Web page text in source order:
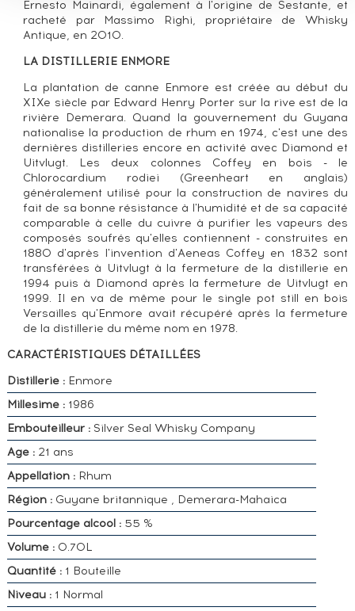
Ernesto Mainardi, également à l'origine de Sestante, et
racheté par Massimo Righi, propriétaire de Whisky
Antique, en 2010.
LA DISTILLERIE ENMORE
La plantation de canne Enmore est créée au début du
XIXe siècle par Edward Henry Porter sur la rive est de la
rivière Demerara. Quand la gouvernement du Guyana
nationalise la production de rhum en 1974, c'est une des
dernières distilleries encore en activité avec Diamond et
Uitvlugt. Les deux colonnes Coffey en bois - le
Chlorocardium rodiei (Greenheart en anglais)
généralement utilisé pour la construction de navires du
fait de sa bonne résistance à l'humidité et de sa capacité
comparable à celle du cuivre à purifier les vapeurs des
composés soufrés qu'elles contiennent - construites en
1880 d'après l'invention d'Aeneas Coffey en 1832 sont
transférées à Uitvlugt à la fermeture de la distillerie en
1994 puis à Diamond après la fermeture de Uitvlugt en
1999. Il en va de même pour le single pot still en bois
Versailles qu'Enmore avait récupéré après la fermeture
de la distillerie du même nom en 1978.
CARACTÉRISTIQUES DÉTAILLÉES
Distillerie :Enmore
Millesime :1986
Embouteilleur :Silver Seal Whisky Company
Age :21 ans
Appellation :Rhum
Région : Guyane britannique , Demerara-Mahaica
Pourcentage alcool :55 %
Volume : 0.70L
Quantité :1 Bouteille
Niveau :1 Normal